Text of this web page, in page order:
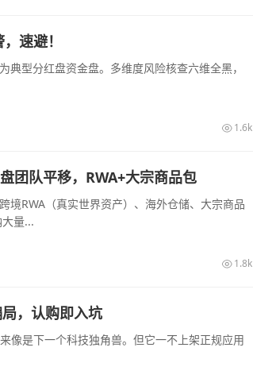
速避！
型分红盘资金盘。多维度风险核查六维全黑，
1.6k
团队平移，RWA+大宗商品包
境RWA（真实世界资产）、海外仓储、大宗商品
量...
1.8k
，认购即入坑
是下一个科技独角兽。但它一不上架正规应用